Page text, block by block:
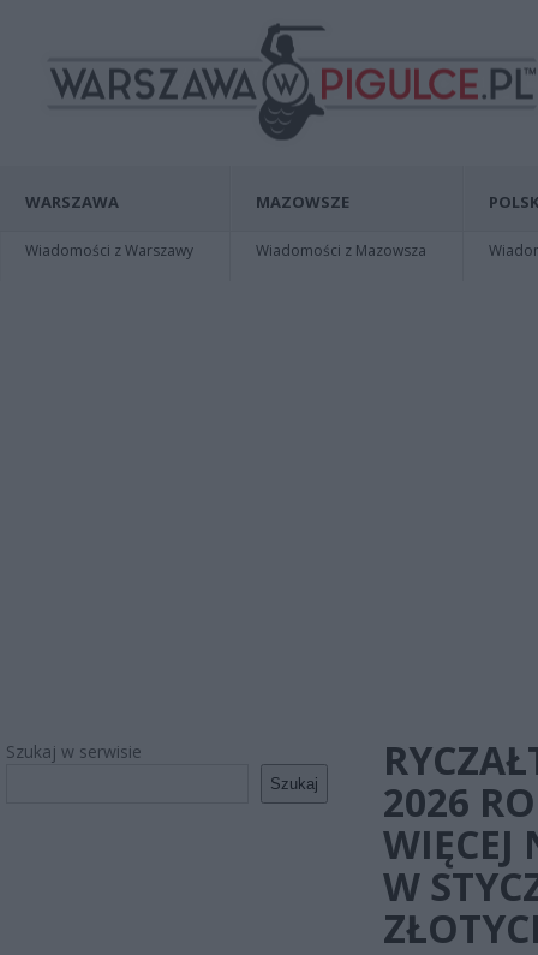
WARSZAWA
Wiadomości z Warszawy
MAZOWSZE
Wiadomości z Mazowsza
Szukaj w serwisie
Szukaj
2026
WIĘCEJ
W